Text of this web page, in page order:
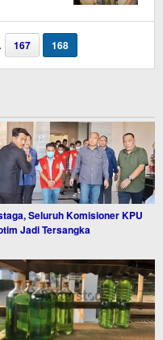
Editor
167 168
Seluruh Komisioner KPU
Jadi Tersangka